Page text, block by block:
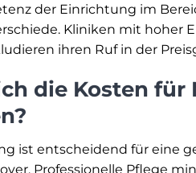
der Einrichtung im
Kliniken mit hoher
ihren Ruf in der
die Kosten für
ist entscheidend für eine
Professionelle Pflege